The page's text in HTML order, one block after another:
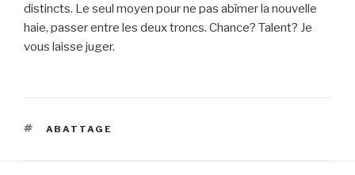
distincts. Le seul moyen pour ne pas abîmer la nouvelle
haie, passer entre les deux troncs. Chance? Talent? Je
vous laisse juger.
ÉTIQUETTES
ABATTAGE